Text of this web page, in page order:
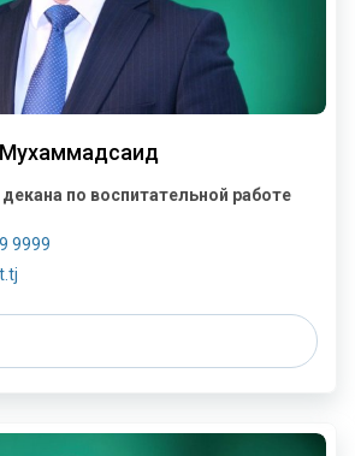
по воспитательной работе
9999